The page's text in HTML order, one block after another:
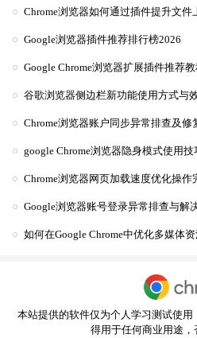
Chrome浏览器如何通过插件提升文件
Google浏览器插件推荐排行榜2026
Google Chrome浏览器扩展插件推荐教
谷歌浏览器侧边栏新功能使用方式与
Chrome浏览器账户同步异常排查及修
google Chrome浏览器隐身模式使用技
Google浏览器账号登录异常排查与解
本站提供的软件仅为个人学习测试使
得用于任何商业用途，